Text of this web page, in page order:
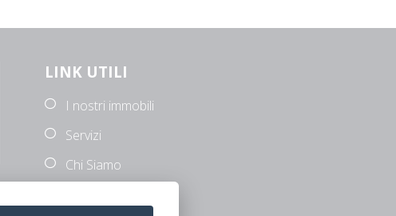
LINK UTILI
I nostri immobili
Servizi
Chi Siamo